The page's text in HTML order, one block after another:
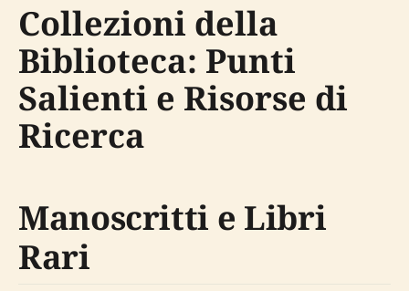
Collezioni della
Biblioteca: Punti
Salienti e Risorse di
Ricerca
Manoscritti e Libri
Rari